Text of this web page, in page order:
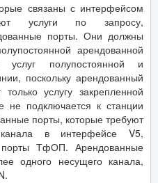
связаны с интерфейсом
услуги по запросу,
порты. Они должны
арендованной
полупостоянной и
поскольку арендованный
услугу закрепленной
не подключается к станции
порты, которые требуют
в интерфейсе V5,
ТфОП. Арендованные
одного несущего канала,